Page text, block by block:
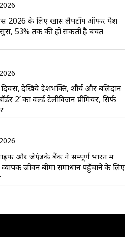
2026 के लिए खास लैपटॉप ऑफर पेश
53% तक की हो सकती है बचत
दिवस, देखिये देशभक्ति, शौर्य और बलिदान
2’ का वर्ल्ड टेलीविजन प्रीमियर, सिर्फ
और जेएंडके बैंक ने सम्पूर्ण भारत में
व्यापक जीवन बीमा समाधान पहुँचाने के लिए